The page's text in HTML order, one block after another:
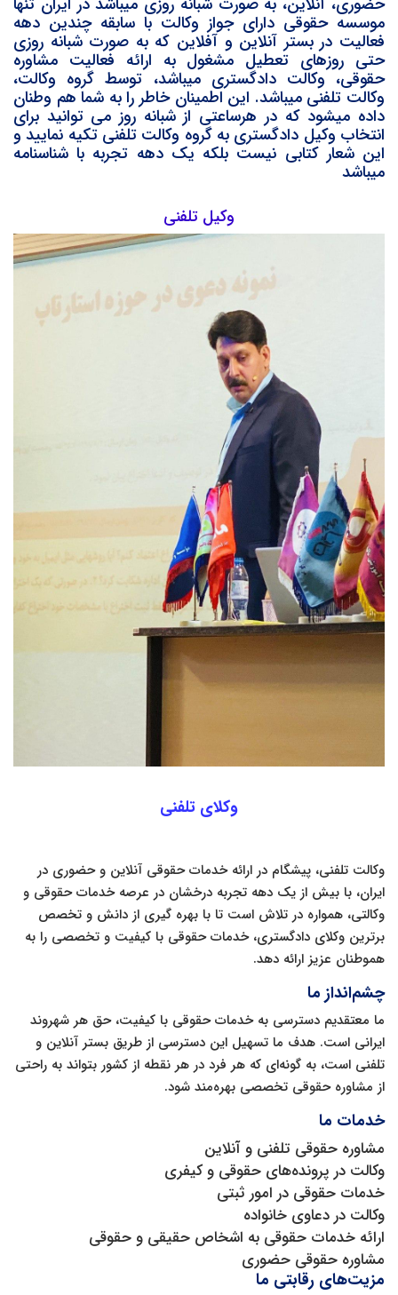
موسسه حقوقی دارای جواز وکالت با سابقه چندین دهه
فعالیت در بستر آنلاین و آفلاین که به صورت شبانه روزی
حتی روزهای تعطیل مشغول به ارائه فعالیت مشاوره
حقوقی، وکالت دادگستری میباشد، توسط گروه وکالت،
وکالت تلفنی میباشد. اين اطمینان خاطر را به شما هم وطنان
داده میشود که در هرساعتی از شبانه روز می توانید برای
انتخاب وکیل دادگستری به گروه وکالت تلفنی تکیه نمایید و
اين شعار کتابی نیست بلکه یک دهه تجربه با شناسنامه
میباشد
وکیل تلفنی
وکلای تلفنی
وکالت تلفنی، پیشگام در ارائه خدمات حقوقی آنلاین و حضوری در
ایران، با بیش از یک دهه تجربه درخشان در عرصه خدمات حقوقی و
وکالتی، همواره در تلاش است تا با بهره‌ گیری از دانش و تخصص
برترین وکلای دادگستری، خدمات حقوقی با کیفیت و تخصصی را به
هموطنان عزیز ارائه دهد.
چشم‌انداز ما
ما معتقدیم دسترسی به خدمات حقوقی با کیفیت، حق هر شهروند
ایرانی است. هدف ما تسهیل این دسترسی از طریق بستر آنلاین و
تلفنی است، به گونه‌ای که هر فرد در هر نقطه از کشور بتواند به راحتی
از مشاوره حقوقی تخصصی بهره‌مند شود.
خدمات ما
مشاوره حقوقی تلفنی و آنلاین
وکالت در پرونده‌های حقوقی و کیفری
خدمات حقوقی در امور ثبتی
وکالت در دعاوی خانواده
ارائه خدمات حقوقی به اشخاص حقیقی و حقوقی
مشاوره حقوقی حضوری
مزیت‌های رقابتی ما